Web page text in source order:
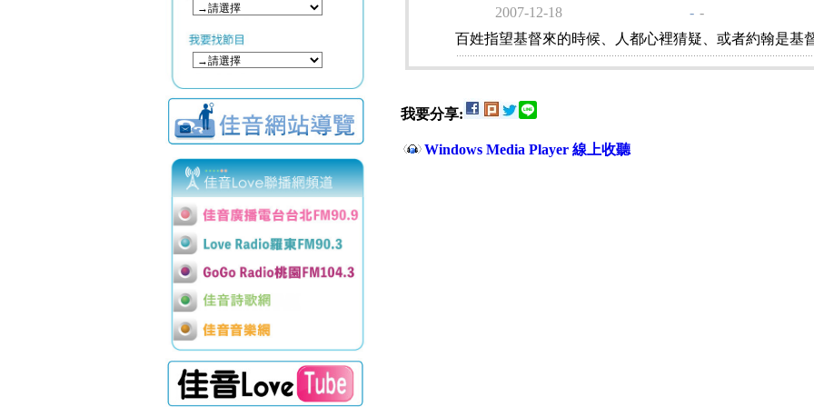
2007-12-18 - -
百姓指望基督來的時候、人都心裡猜疑、或者約翰是基
我要分享:
Windows Media Player 線上收聽